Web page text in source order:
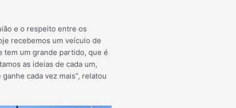
e o respeito entre os
recebemos um veículo de
tem um grande partido, que é
as ideias de cada um,
cada vez mais”, relatou